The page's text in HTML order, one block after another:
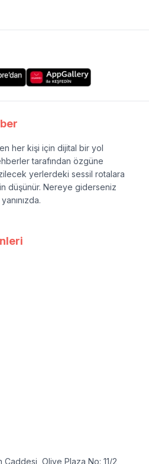
her kişi için dijital bir yol
tarafından özgüne
yerlerdeki sessil rotalara
düşünür. Nereye giderseniz
Olive Plaza No: 11/2